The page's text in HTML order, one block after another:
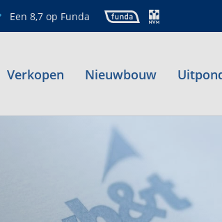
Een 8,7 op Funda
Verkopen Nieuwbouw